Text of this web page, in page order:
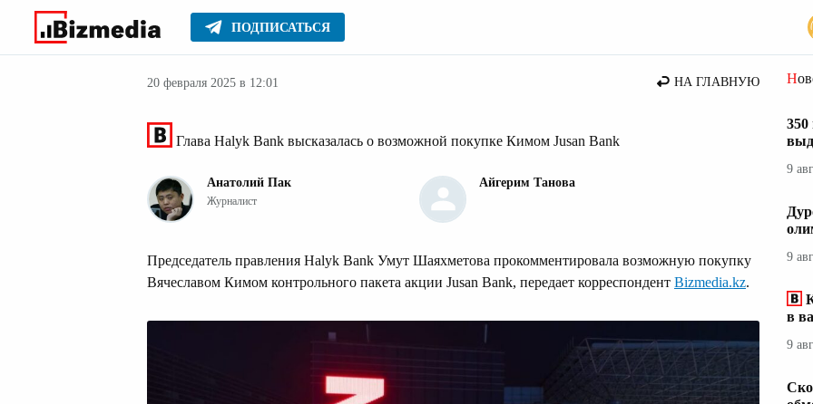
ПОДПИСАТЬСЯ
Главное Новости Финансовые новости Казахстана
20 февраля 2025 в 12:01 НА ГЛАВНУЮ
Глава Halyk Bank высказалась о возможной покупке Кимом Jusan Bank
Анатолий Пак
Журналист
Айгерим Танова
Председатель правления Halyk Bank Умут Шаяхметова прокомментировала возможную покупку
Вячеславом Кимом контрольного пакета акции Jusan Bank, передает корреспондент Bizmedia.kz.
350
9
9
в
9